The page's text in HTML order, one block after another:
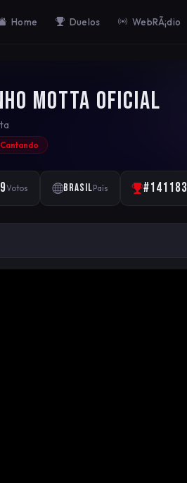
Home Duelos WebRÃ¡dio
Motta Oficial
Votos Brasil País #141183